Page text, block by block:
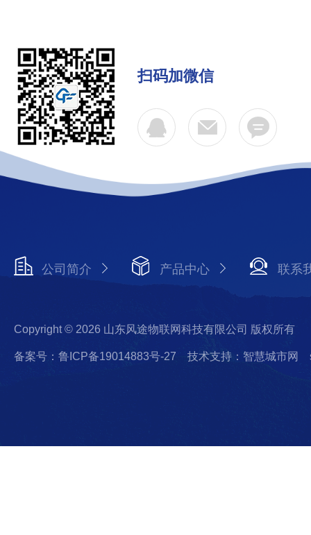
扫码加微信
公司简介 产品中心 联系
Copyright © 2026 山东风途物联网科技有限公司 版权所有
备案号：鲁ICP备19014883号-27 技术支持：智慧城市网